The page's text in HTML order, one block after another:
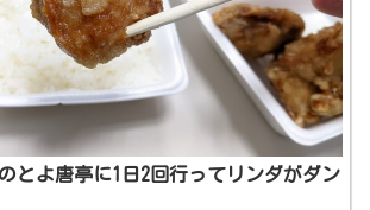
とよ唐亭に1日2回行ってリンダがダン